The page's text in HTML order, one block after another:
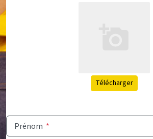
Télécharger
Prénom *